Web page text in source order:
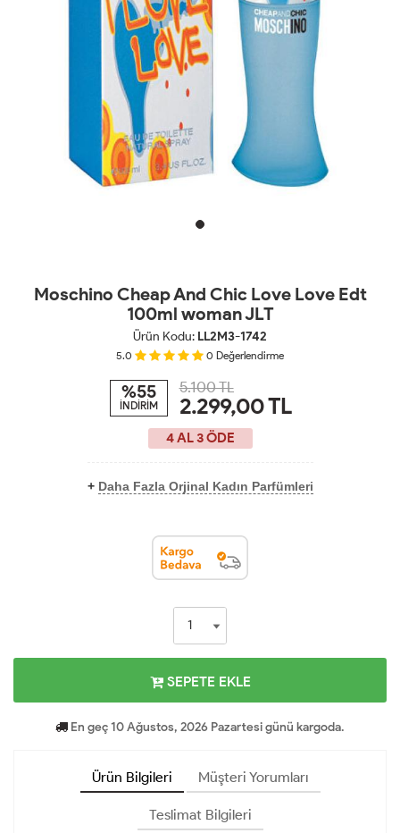
Moschino Cheap And Chic Love Love Edt
100ml woman JLT
Ürün Kodu: LL2M3-1742
5.0 0 Değerlendirme
%55
İNDİRİM
5.100 TL
2.299,00TL
4 AL 3 ÖDE
+ Daha Fazla Orjinal Kadın Parfümleri
SEPETE EKLE
En geç 10 Ağustos, 2026 Pazartesi günü kargoda.
Ürün Bilgileri Müşteri Yorumları
Teslimat Bilgileri